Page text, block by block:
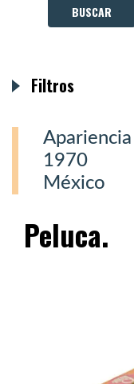
Apariencia
1970
México
Peluca.
Filtros